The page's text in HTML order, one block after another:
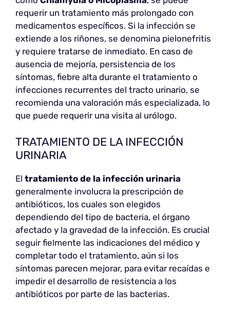
requerir un tratamiento más prolongado con
medicamentos específicos. Si la infección se
extiende a los riñones, se denomina pielonefritis
y requiere tratarse de inmediato. En caso de
ausencia de mejoría, persistencia de los
síntomas, fiebre alta durante el tratamiento o
infecciones recurrentes del tracto urinario, se
recomienda una valoración más especializada, lo
que puede requerir una visita al urólogo.
TRATAMIENTO DE LA INFECCIÓN
URINARIA
El tratamiento de la infección urinaria
generalmente involucra la prescripción de
antibióticos, los cuales son elegidos
dependiendo del tipo de bacteria, el órgano
afectado y la gravedad de la infección. Es crucial
seguir fielmente las indicaciones del médico y
completar todo el tratamiento, aún si los
síntomas parecen mejorar, para evitar recaídas e
impedir el desarrollo de resistencia a los
antibióticos por parte de las bacterias.